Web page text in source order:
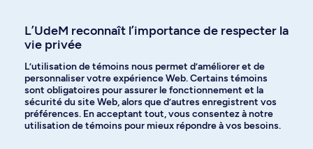
Langues
Facebook Instagram
L’UdeM reconnaît l’importance de respecter la
vie privée
L’utilisation de témoins nous permet d’améliorer et de
personnaliser votre expérience Web. Certains témoins
sont obligatoires pour assurer le fonctionnement et la
sécurité du site Web, alors que d’autres enregistrent vos
préférences. En acceptant tout, vous consentez à notre
utilisation de témoins pour mieux répondre à vos besoins.